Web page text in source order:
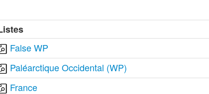
False WP
Paléarctique Occidental (WP)
France